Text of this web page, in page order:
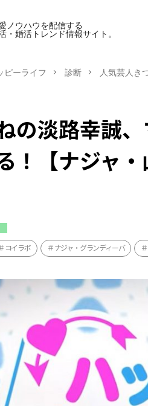
ノウハウを配信する
・婚活トレンド情報サイト。
ピーライフ 診断 人気芸人き
の淡路幸誠
！【ナジャ
コイラボ ナジャ・グランディーバ